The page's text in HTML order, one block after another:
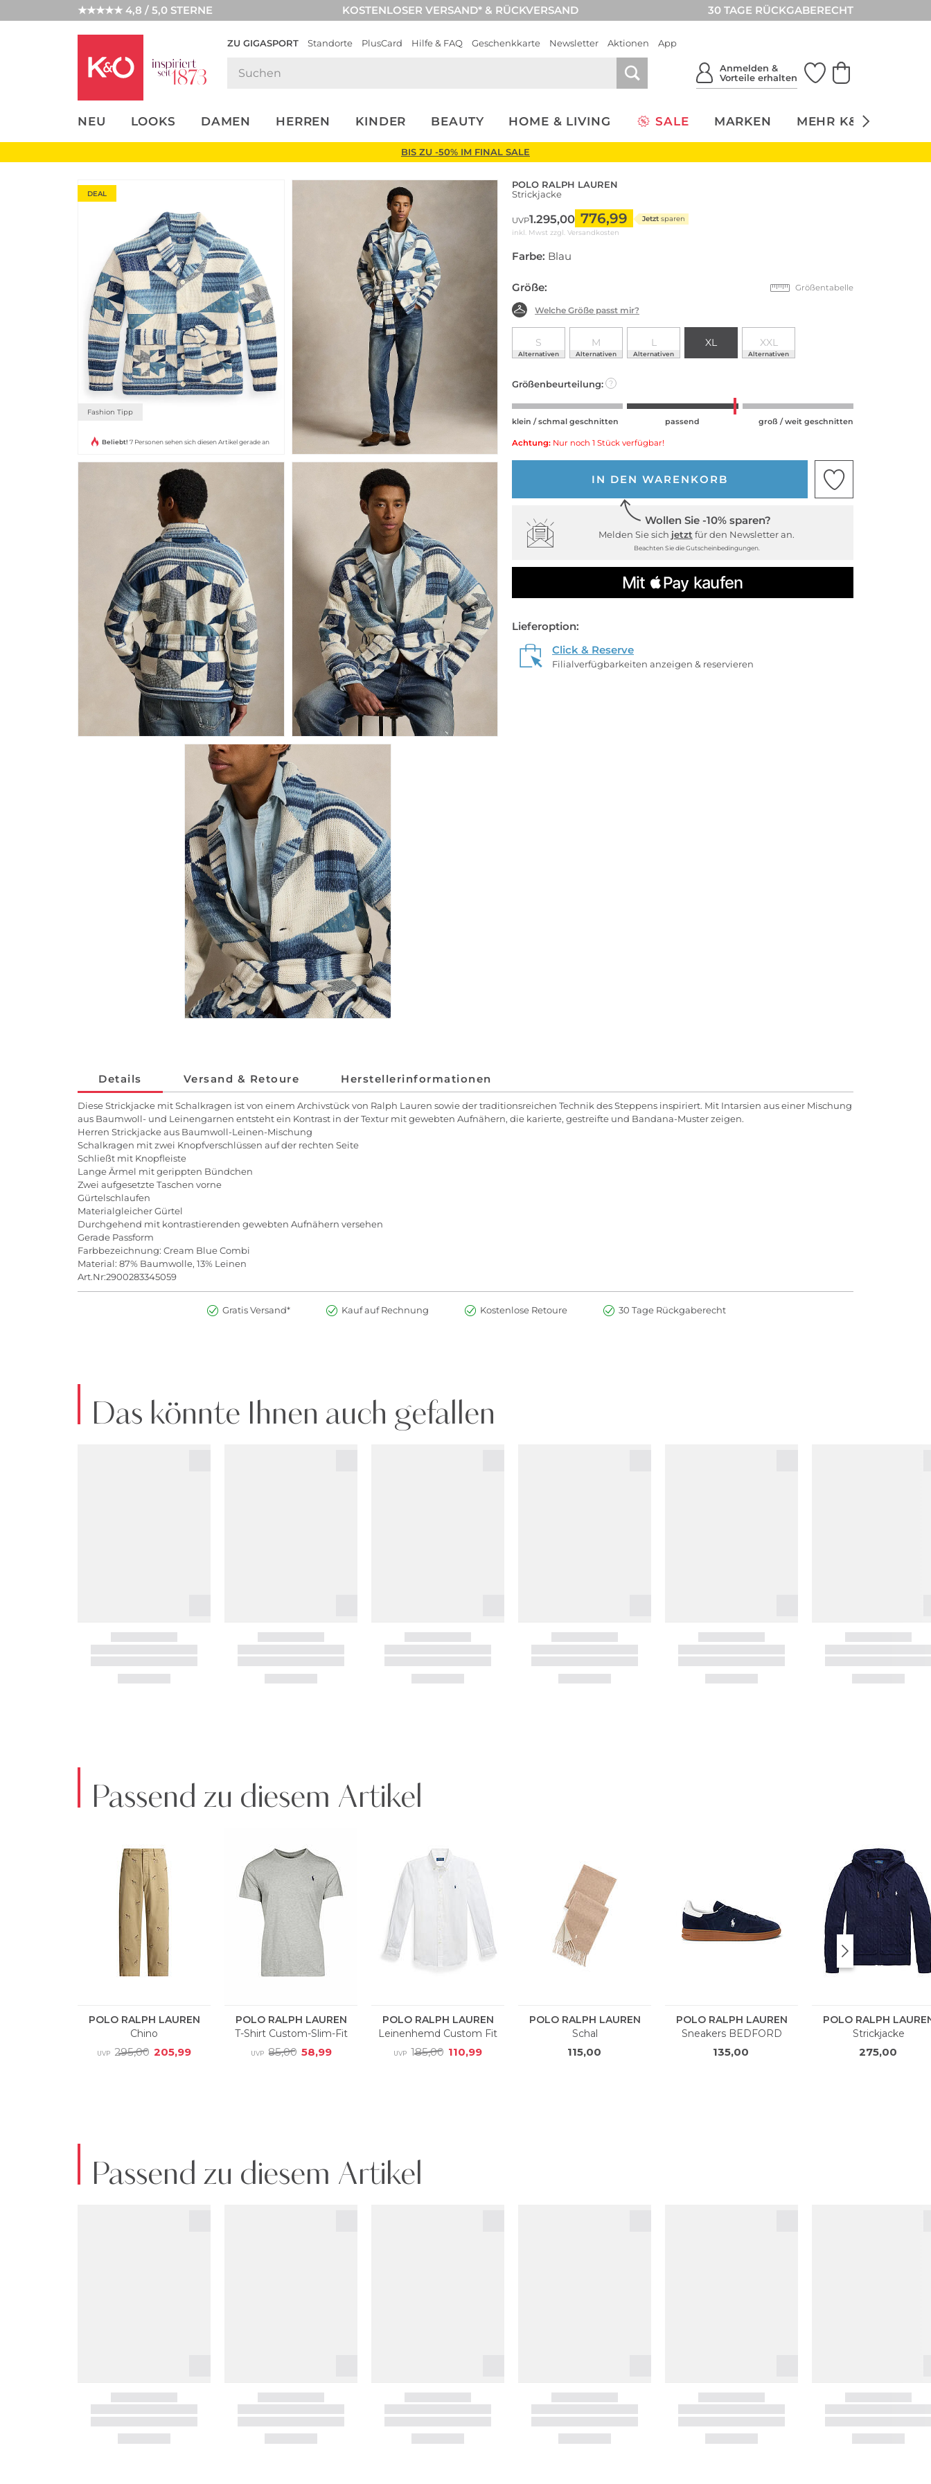
★★★★★ 4,8 / 5,0 STERNE KOSTENLOSER VERSAND* & RÜCKVERSAND 30 TAGE RÜCKGABERECHT
ZU GIGASPORT Standorte PlusCard Hilfe & FAQ Geschenkkarte Newsletter Aktionen App
Anmelden &
Vorteile erhalten
NEU LOOKS DAMEN HERREN KINDER BEAUTY HOME & LIVING SALE MARKEN MEHR K&Ö
UNSERE APP
CLICK &
BIS ZU -50% IM FINAL SALE
DEAL
Fashion Tipp
Beliebt! 7 Personen sehen sich diesen Artikel gerade an
POLO RALPH LAUREN
Strickjacke
UVP1.295,00 776,99 Jetzt sparen
inkl. Mwst zzgl. Versandkosten
Farbe: Blau
Größe: Größentabelle
Welche Größe passt mir?
S
Alternativen
M
Alternativen
L
Alternativen
XL XXL
Alternativen
Größenbeurteilung: ?
klein / schmal geschnitten passend groß / weit geschnitten
Achtung: Nur noch 1 Stück verfügbar!
IN DEN WARENKORB
Wollen Sie -10% sparen?
Melden Sie sich jetzt für den Newsletter an.
Beachten Sie die Gutscheinbedingungen.
Lieferoption:
Click & Reserve
Filialverfügbarkeiten anzeigen & reservieren
Details Versand & Retoure Herstellerinformationen
Diese Strickjacke mit Schalkragen ist von einem Archivstück von Ralph Lauren sowie der traditionsreichen Technik des Steppens inspiriert. Mit Intarsien aus einer Mischung
aus Baumwoll- und Leinengarnen entsteht ein Kontrast in der Textur mit gewebten Aufnähern, die karierte, gestreifte und Bandana-Muster zeigen.
Herren Strickjacke aus Baumwoll-Leinen-Mischung
Schalkragen mit zwei Knopfverschlüssen auf der rechten Seite
Schließt mit Knopfleiste
Lange Ärmel mit gerippten Bündchen
Zwei aufgesetzte Taschen vorne
Gürtelschlaufen
Materialgleicher Gürtel
Durchgehend mit kontrastierenden gewebten Aufnähern versehen
Gerade Passform
Farbbezeichnung: Cream Blue Combi
Material: 87% Baumwolle, 13% Leinen
Art.Nr:2900283345059
Gratis Versand* Kauf auf Rechnung Kostenlose Retoure 30 Tage Rückgaberecht
Das könnte Ihnen auch gefallen
Passend zu diesem Artikel
Passend zu diesem Artikel